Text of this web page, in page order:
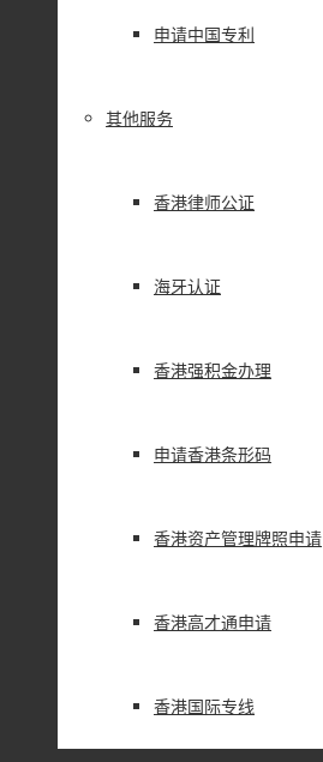
申请中国专利
其他服务
香港律师公证
海牙认证
香港强积金办理
申请香港条形码
香港资产管理牌照申请
香港高才通申请
香港国际专线